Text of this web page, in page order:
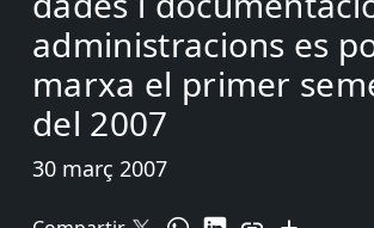
administracions es
marxa el primer
del 2007
30 març 2007